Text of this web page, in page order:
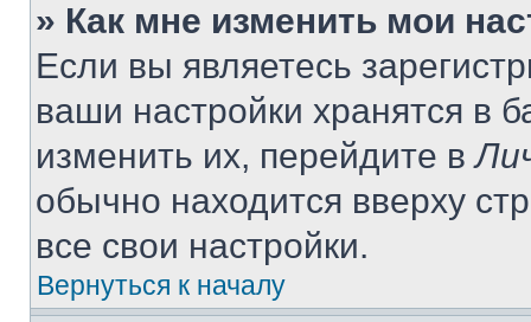
» Как мне изменить мои
Если вы являетесь
ваши настройки хранятся в
изменить их, перейдите в
обычно находится вверху
все свои настройки.
Вернуться к началу